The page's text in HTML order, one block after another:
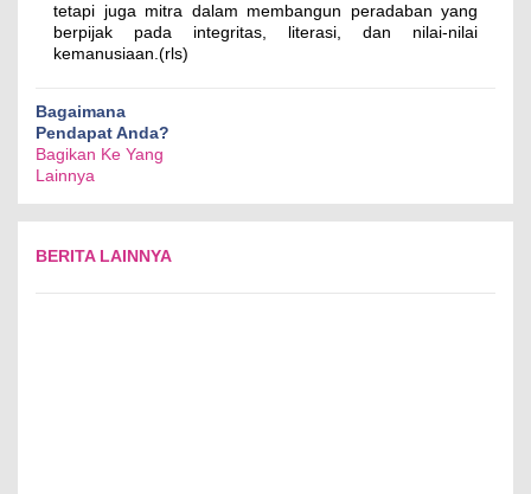
tetapi juga mitra dalam membangun peradaban yang
berpijak pada integritas, literasi, dan nilai-nilai
kemanusiaan.(rls)
Bagaimana
Pendapat Anda?
Bagikan Ke Yang
Lainnya
BERITA LAINNYA